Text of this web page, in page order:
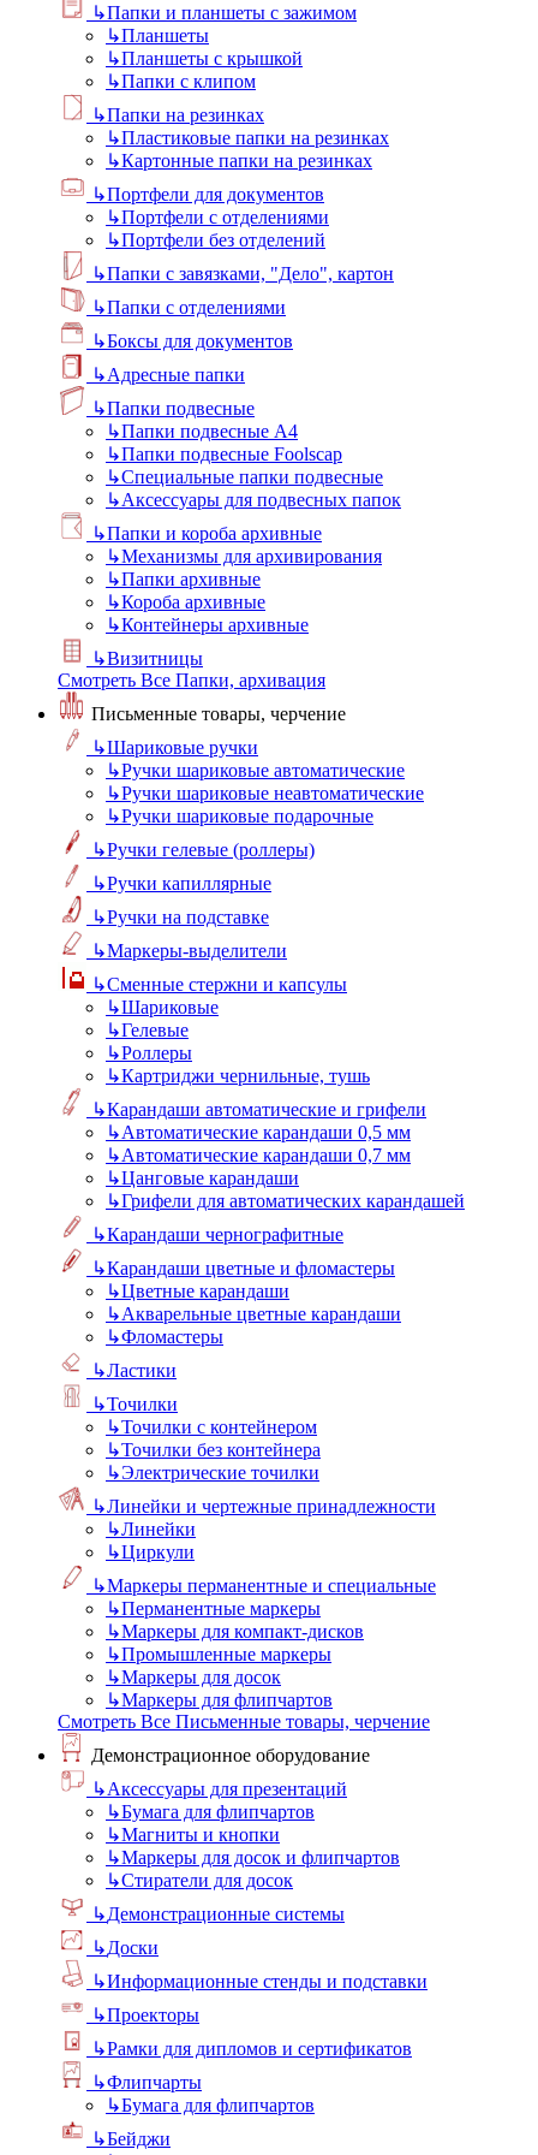
↳Папки и планшеты с зажимом
↳Планшеты
↳Планшеты с крышкой
↳Папки с клипом
↳Папки на резинках
↳Пластиковые папки на резинках
↳Картонные папки на резинках
↳Портфели для документов
↳Портфели с отделениями
↳Портфели без отделений
↳Папки с завязками, "Дело", картон
↳Папки с отделениями
↳Боксы для документов
↳Адресные папки
↳Папки подвесные
↳Папки подвесные А4
↳Папки подвесные Foolscap
↳Специальные папки подвесные
↳Аксессуары для подвесных папок
↳Папки и короба архивные
↳Механизмы для архивирования
↳Папки архивные
↳Короба архивные
↳Контейнеры архивные
↳Визитницы
Смотреть Все Папки, архивация
Письменные товары, черчение
↳Шариковые ручки
↳Ручки шариковые автоматические
↳Ручки шариковые неавтоматические
↳Ручки шариковые подарочные
↳Ручки гелевые (роллеры)
↳Ручки капиллярные
↳Ручки на подставке
↳Маркеры-выделители
↳Сменные стержни и капсулы
↳Шариковые
↳Гелевые
↳Роллеры
↳Картриджи чернильные, тушь
↳Карандаши автоматические и грифели
↳Автоматические карандаши 0,5 мм
↳Автоматические карандаши 0,7 мм
↳Цанговые карандаши
↳Грифели для автоматических карандашей
↳Карандаши чернографитные
↳Карандаши цветные и фломастеры
↳Цветные карандаши
↳Акварельные цветные карандаши
↳Фломастеры
↳Ластики
↳Точилки
↳Точилки с контейнером
↳Точилки без контейнера
↳Электрические точилки
↳Линейки и чертежные принадлежности
↳Линейки
↳Циркули
↳Маркеры перманентные и специальные
↳Перманентные маркеры
↳Маркеры для компакт-дисков
↳Промышленные маркеры
↳Маркеры для досок
↳Маркеры для флипчартов
Смотреть Все Письменные товары, черчение
Демонстрационное оборудование
↳Аксессуары для презентаций
↳Бумага для флипчартов
↳Магниты и кнопки
↳Маркеры для досок и флипчартов
↳Стиратели для досок
↳Демонстрационные системы
↳Доски
↳Информационные стенды и подставки
↳Проекторы
↳Рамки для дипломов и сертификатов
↳Флипчарты
↳Бумага для флипчартов
↳Бейджи